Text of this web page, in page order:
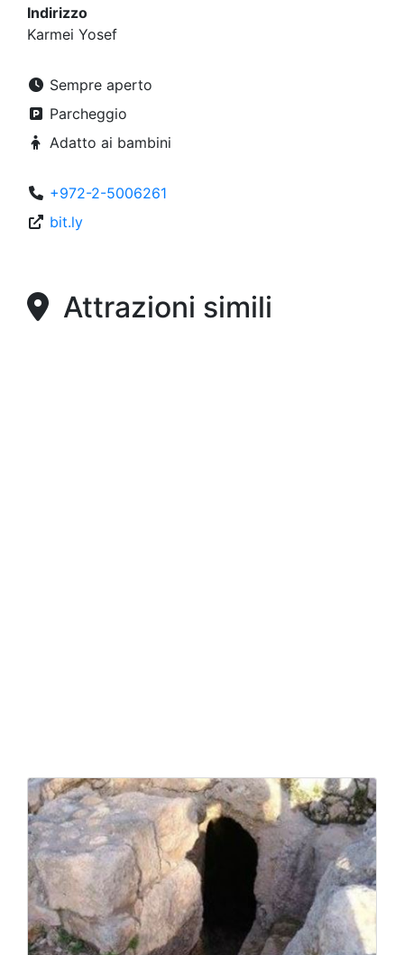
Indirizzo
Karmei Yosef
Sempre aperto
Parcheggio
Adatto ai bambini
+972-2-5006261
bit.ly
Attrazioni simili